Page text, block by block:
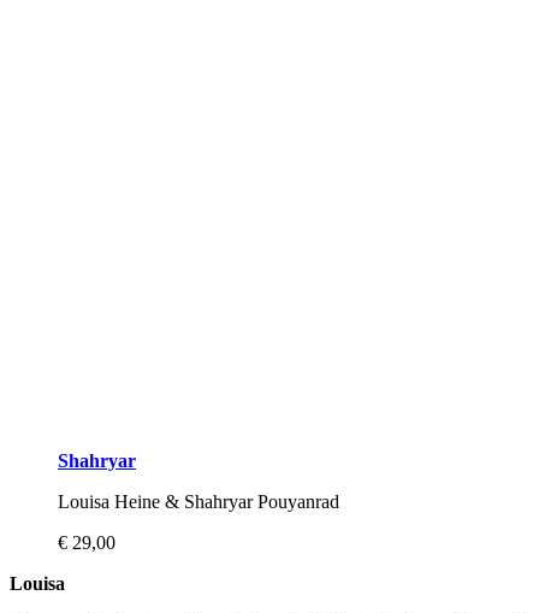
Shahryar
Louisa Heine & Shahryar Pouyanrad
€ 29,00
Louisa